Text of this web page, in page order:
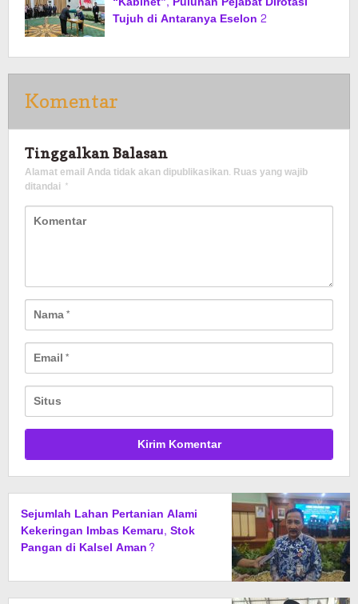
Tujuh di Antaranya Eselon 2
Komentar
Tinggalkan Balasan
Alamat email Anda tidak akan dipublikasikan. Ruas yang wajib
ditandai *
Sejumlah Lahan Pertanian Alami
Kekeringan Imbas Kemaru, Stok
Pangan di Kalsel Aman?